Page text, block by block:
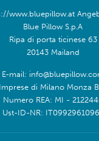
www.bluepillow.at
Blue Pillow S.p.A
Ripa di porta ticinese 63
20143 Mailand
E-mail:
di Milano Monza
Numero REA: MI -
Ust-ID-NR: